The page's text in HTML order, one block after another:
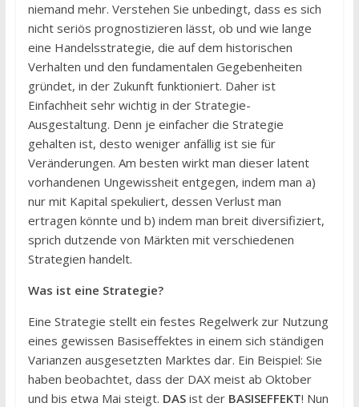
niemand mehr. Verstehen Sie unbedingt, dass es sich
nicht seriös prognostizieren lässt, ob und wie lange
eine Handelsstrategie, die auf dem historischen
Verhalten und den fundamentalen Gegebenheiten
gründet, in der Zukunft funktioniert. Daher ist
Einfachheit sehr wichtig in der Strategie-
Ausgestaltung. Denn je einfacher die Strategie
gehalten ist, desto weniger anfällig ist sie für
Veränderungen. Am besten wirkt man dieser latent
vorhandenen Ungewissheit entgegen, indem man a)
nur mit Kapital spekuliert, dessen Verlust man
ertragen könnte und b) indem man breit diversifiziert,
sprich dutzende von Märkten mit verschiedenen
Strategien handelt.
Was ist eine Strategie?
Eine Strategie stellt ein festes Regelwerk zur Nutzung
eines gewissen Basiseffektes in einem sich ständigen
Varianzen ausgesetzten Marktes dar. Ein Beispiel: Sie
haben beobachtet, dass der DAX meist ab Oktober
und bis etwa Mai steigt. DASist der BASISEFFEKT! Nun